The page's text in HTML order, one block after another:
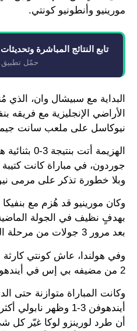
مورينيو وأنطونيو كونتي.
تابع النتائج المباشرة
حمّل تطبيق Fanzword
البداية مع سبيشال وان،
الأراضي الإنجليزية مع فريقه
نيوكاسل على ملعب سانت
الهزيمة أتت
جوردون، في مباراة كانت
وبلا خطورة تذكر على مرمى
وكان مورينيو قد هُزم مع
بهدفٍ نظيف في الجولة
بعد مرور 3 جولات من مرحلة الدوري في دوري الأبطال.
2 من مضيفه بي إس في أيندهوفن على ملعب فيليبس.
أيندهوفن 3-1 وظهر
أن طرد لورينزو لوكا غيّر كل